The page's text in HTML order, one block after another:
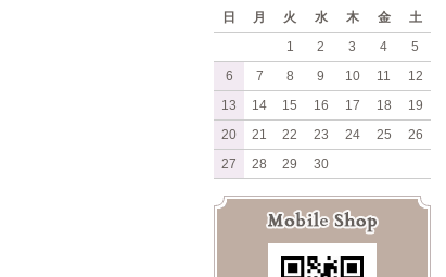
日 月 火 水 木 金
土
1
2 3 4
5
6
7 8 9 10 11
12
13
14 15 16 17 18
19
20
21 22 23 24 25
26
27
28 29 30